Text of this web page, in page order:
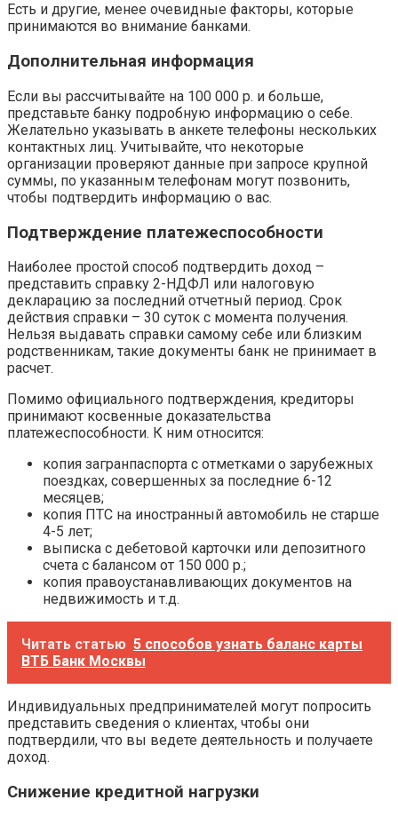
Есть и другие, менее очевидные факторы, которые
принимаются во внимание банками.
Дополнительная информация
Если вы рассчитывайте на 100 000 р. и больше,
представьте банку подробную информацию о себе.
Желательно указывать в анкете телефоны нескольких
контактных лиц. Учитывайте, что некоторые
организации проверяют данные при запросе крупной
суммы, по указанным телефонам могут позвонить,
чтобы подтвердить информацию о вас.
Подтверждение платежеспособности
Наиболее простой способ подтвердить доход –
представить справку 2-НДФЛ или налоговую
декларацию за последний отчетный период. Срок
действия справки – 30 суток с момента получения.
Нельзя выдавать справки самому себе или близким
родственникам, такие документы банк не принимает в
расчет.
Помимо официального подтверждения, кредиторы
принимают косвенные доказательства
платежеспособности. К ним относится:
копия загранпаспорта с отметками о зарубежных
поездках, совершенных за последние 6-12
месяцев;
копия ПТС на иностранный автомобиль не старше
4-5 лет;
выписка с дебетовой карточки или депозитного
счета с балансом от 150 000 р.;
копия правоустанавливающих документов на
недвижимость и т.д.
Читать статью 5 способов узнать баланс карты
ВТБ Банк Москвы
Индивидуальных предпринимателей могут попросить
представить сведения о клиентах, чтобы они
подтвердили, что вы ведете деятельность и получаете
доход.
Снижение кредитной нагрузки